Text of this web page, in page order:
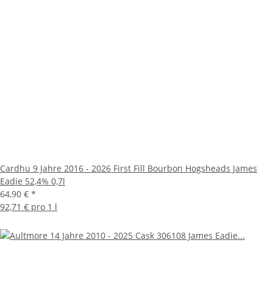
Cardhu 9 Jahre 2016 - 2026 First Fill Bourbon Hogsheads James
Eadie 52,4% 0,7l
64,90 € *
92,71 € pro 1 l